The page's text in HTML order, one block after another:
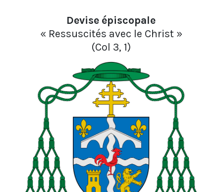
Devise épiscopale
« Ressuscités avec le Christ »
(Col 3, 1)